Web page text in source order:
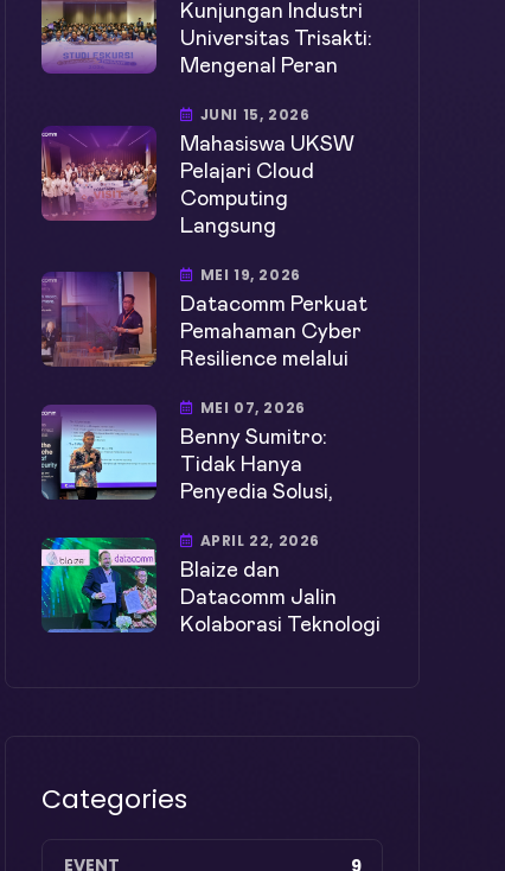
Kunjungan Industri
Universitas Trisakti:
Mengenal Peran
JUNI 15, 2026
Mahasiswa UKSW
Pelajari Cloud
Computing
Langsung
MEI 19, 2026
Datacomm Perkuat
Pemahaman Cyber
Resilience melalui
MEI 07, 2026
Benny Sumitro:
Tidak Hanya
Penyedia Solusi,
APRIL 22, 2026
Blaize dan
Datacomm Jalin
Kolaborasi Teknologi
Categories
EVENT 9